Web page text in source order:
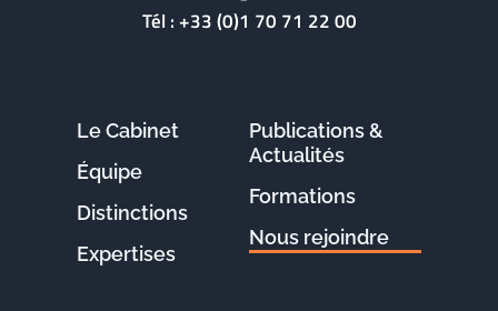
Tél :+33 (0)1 70 71 22 00
Le Cabinet
Équipe
Distinctions
Expertises
Publications &
Actualités
Formations
Nous rejoindre